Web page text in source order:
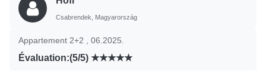
Csabrendek, Magyarország
Appartement 2+2 , 06.2025.
Évaluation:(5/5)